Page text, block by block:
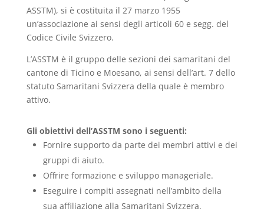
ASSTM), si è costituita il 27 marzo 1955
un’associazione ai sensi degli articoli 60 e segg. del
Codice Civile Svizzero.
L’ASSTM è il gruppo delle sezioni dei samaritani del
cantone di Ticino e Moesano, ai sensi dell’art. 7 dello
statuto Samaritani Svizzera della quale è membro
attivo.
Gli obiettivi dell’ASSTM sono i seguenti:
Fornire supporto da parte dei membri attivi e dei
gruppi di aiuto.
Offrire formazione e sviluppo manageriale.
Eseguire i compiti assegnati nell’ambito della
sua affiliazione alla Samaritani Svizzera.